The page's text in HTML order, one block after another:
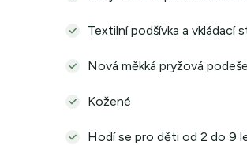
Textilní podšívka a vkládací
Nová měkká pryžová
Kožené
Hodí se pro děti od 2 do 9